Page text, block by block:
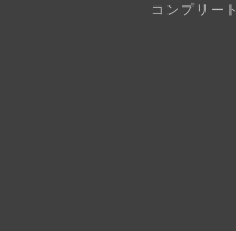
コンプリート